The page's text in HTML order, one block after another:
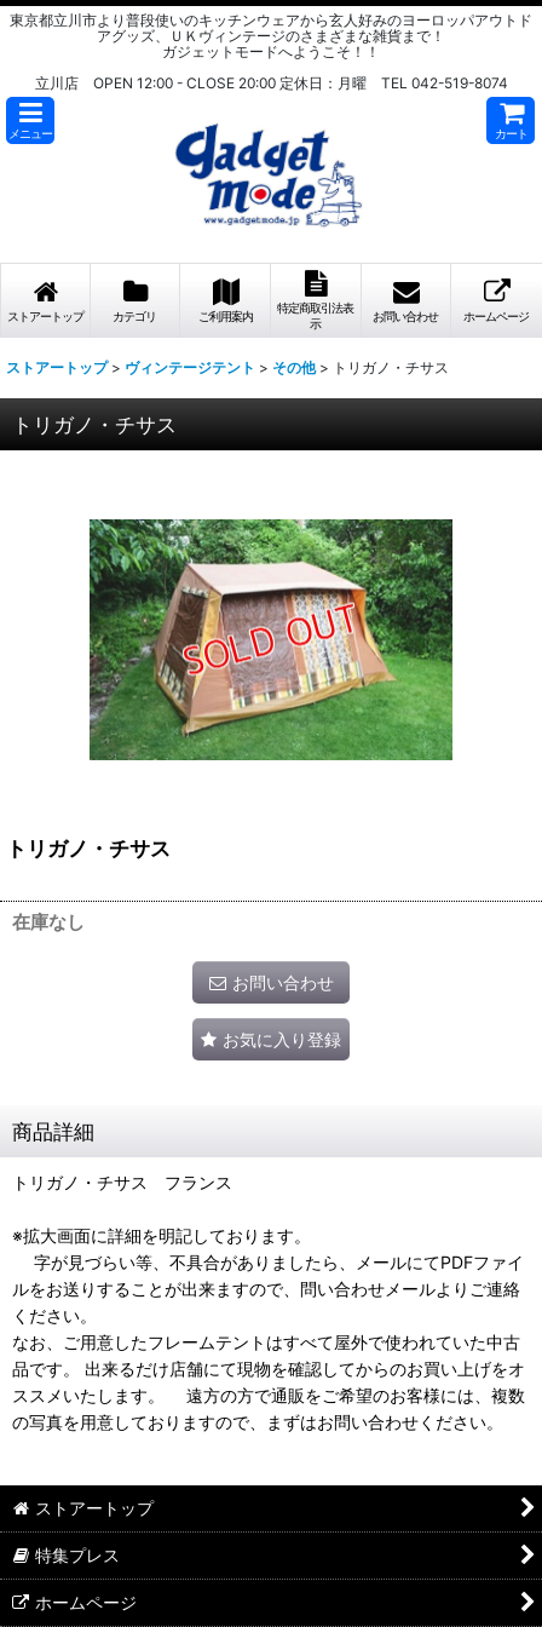
東京都立川市より普段使いのキッチンウェアから玄人好みのヨーロッパアウトド
アグッズ、ＵＫヴィンテージのさまざまな雑貨まで！
ガジェットモードへようこそ！！
立川店 OPEN 12:00 - CLOSE 20:00 定休日：月曜 TEL 042-519-8074
メニュー カート
ストアートップ カテゴリ ご利用案内
特定商取引法表
示
お問い合わせ ホームページ
ストアートップ > ヴィンテージテント > その他 > トリガノ・チサス
トリガノ・チサス
トリガノ・チサス
在庫なし
お問い合わせ
お気に入り登録
商品詳細
トリガノ・チサス フランス
※拡大画面に詳細を明記しております。
字が見づらい等、不具合がありましたら、メールにてPDFファイ
ルをお送りすることが出来ますので、問い合わせメールよりご連絡
ください。
なお、ご用意したフレームテントはすべて屋外で使われていた中古
品です。 出来るだけ店舗にて現物を確認してからのお買い上げをオ
ススメいたします。 遠方の方で通販をご希望のお客様には、複数
の写真を用意しておりますので、まずはお問い合わせください。
ストアートップ
特集プレス
ホームページ